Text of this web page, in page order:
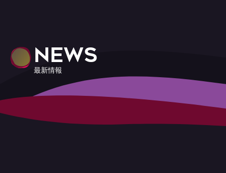
NEWS
最新情報